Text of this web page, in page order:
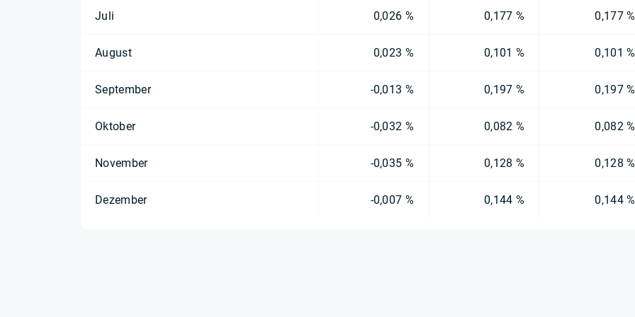
Juli 0,026 % 0,177 % 0,177 %
August 0,023 % 0,101 % 0,101 %
September -0,013 % 0,197 % 0,197 %
Oktober -0,032 % 0,082 % 0,082 %
November -0,035 % 0,128 % 0,128 %
Dezember -0,007 % 0,144 % 0,144 %